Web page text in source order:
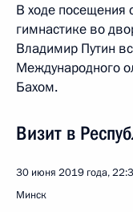
В ходе посещения
гимнастике во
Владимир Путин
Международного
Бахом.
Визит в
30 июня 2019 года,
Минск